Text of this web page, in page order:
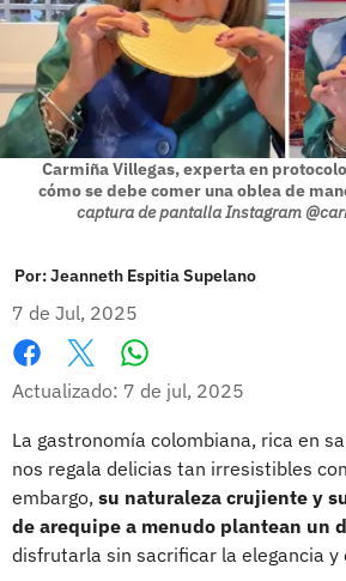
Carmiña Villegas, experta en
cómo se debe comer una oblea de
captura de pantalla Instagram
Por:Jeanneth Espitia Supelano
7 de Jul, 2025
Facebook
X
Actualizado: 7 de jul, 2025
La gastronomía colombiana, rica en
nos regala delicias tan irresistibles
embargo, su naturaleza crujiente y
de arequipe a menudo plantean un
disfrutarla sin sacrificar la elegancia y